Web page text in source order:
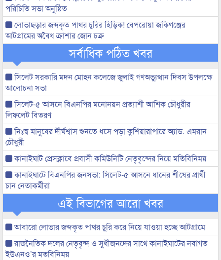
পরিচিতি সভা অনুষ্ঠিত
লোভাছড়ার জব্দকৃত পাথর চুরির হিড়িক! বেপরোয়া জকিগঞ্জের
আটগ্রামের অবৈধ ক্রাশার জোন চক্র
সর্বাধিক পঠিত খবর
সিলেট সরকারি মদন মোহন কলেজে জুলাই গণঅভ্যুত্থান দিবস উপলক্ষে
আলোচনা সভা
সিলেট-৫ আসনে বিএনপির মনোনয়ন প্রত্যাশী আশিক চৌধুরীর
লিফলেট বিতরণ
নিঃস্ব মানুষের দীর্ঘশ্বাস শুনতে ধসে পড়া কুশিয়ারাপারে অ্যাড. এমরান
চৌধুরী
কানাইঘাট প্রেসক্লাবে প্রবাসী কমিউনিটি নেতৃবৃন্দের নিয়ে মতিবিনিময়
কানাইঘাটে বিএনপির জনসভা: সিলেট-৫ আসনে ধানের শীষের প্রার্থী
চান নেতাকর্মীরা
এই বিভাগের আরো খবর
আবারো লোভার জব্দকৃত পাথর চুরি করে নিয়ে যাওয়া হচ্ছে আটগ্রামে
রাজনৈতিক দলের নেতৃবৃন্দ ও সুধীজনদের সাথে কানাইঘাটের নবাগত
ইউএনও’র মতবিনিময়